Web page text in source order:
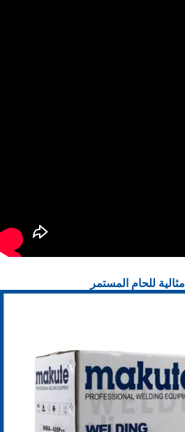
مثالية للحام المستمر